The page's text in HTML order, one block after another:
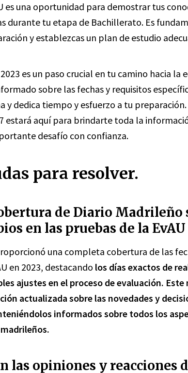
es una oportunidad para demostrar tus
durante tu etapa de Bachillerato. Es
y establezcas un plan de estudio
es un paso crucial en tu camino hacia la
sobre las fechas y requisitos
y dedica tiempo y esfuerzo a tu preparación.
estará aquí para brindarte toda la
desafío con confianza.
para resolver.
de Diario Madrileño
en las pruebas de la EvAU
una completa cobertura de las
en 2023, destacando los días exactos de
ajustes en el proceso de evaluación. Este
actualizada sobre las novedades y
informados sobre todos los
las opiniones y reacciones